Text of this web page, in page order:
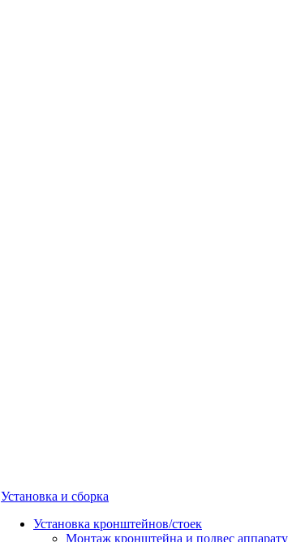
Установка и сборка
Установка кронштейнов/стоек
Монтаж кронштейна и подвес